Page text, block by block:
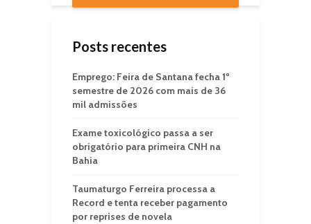
Posts recentes
Emprego: Feira de Santana fecha 1º
semestre de 2026 com mais de 36
mil admissões
Exame toxicológico passa a ser
obrigatório para primeira CNH na
Bahia
Taumaturgo Ferreira processa a
Record e tenta receber pagamento
por reprises de novela